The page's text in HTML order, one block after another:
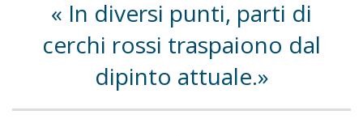
In diversi punti, parti di
cerchi rossi traspaiono dal
dipinto attuale.